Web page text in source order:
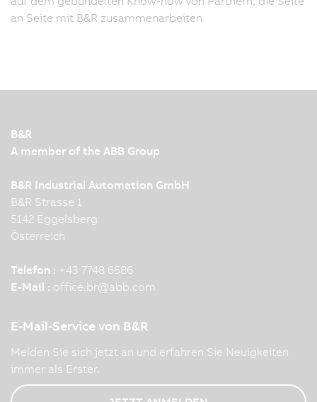
an Seite mit B&R zusammenarbeiten
B&R
A member of the ABB Group
B&R Industrial Automation GmbH
B&R Strasse 1
5142 Eggelsberg
Österreich
Telefon : +43 7748 6586
E-Mail : office.br@abb.com
E-Mail-Service von B&R
Melden Sie sich jetzt an und erfahren Sie Neuigkeiten
immer als Erster.